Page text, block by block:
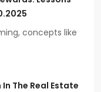
concepts like
The Real Estate